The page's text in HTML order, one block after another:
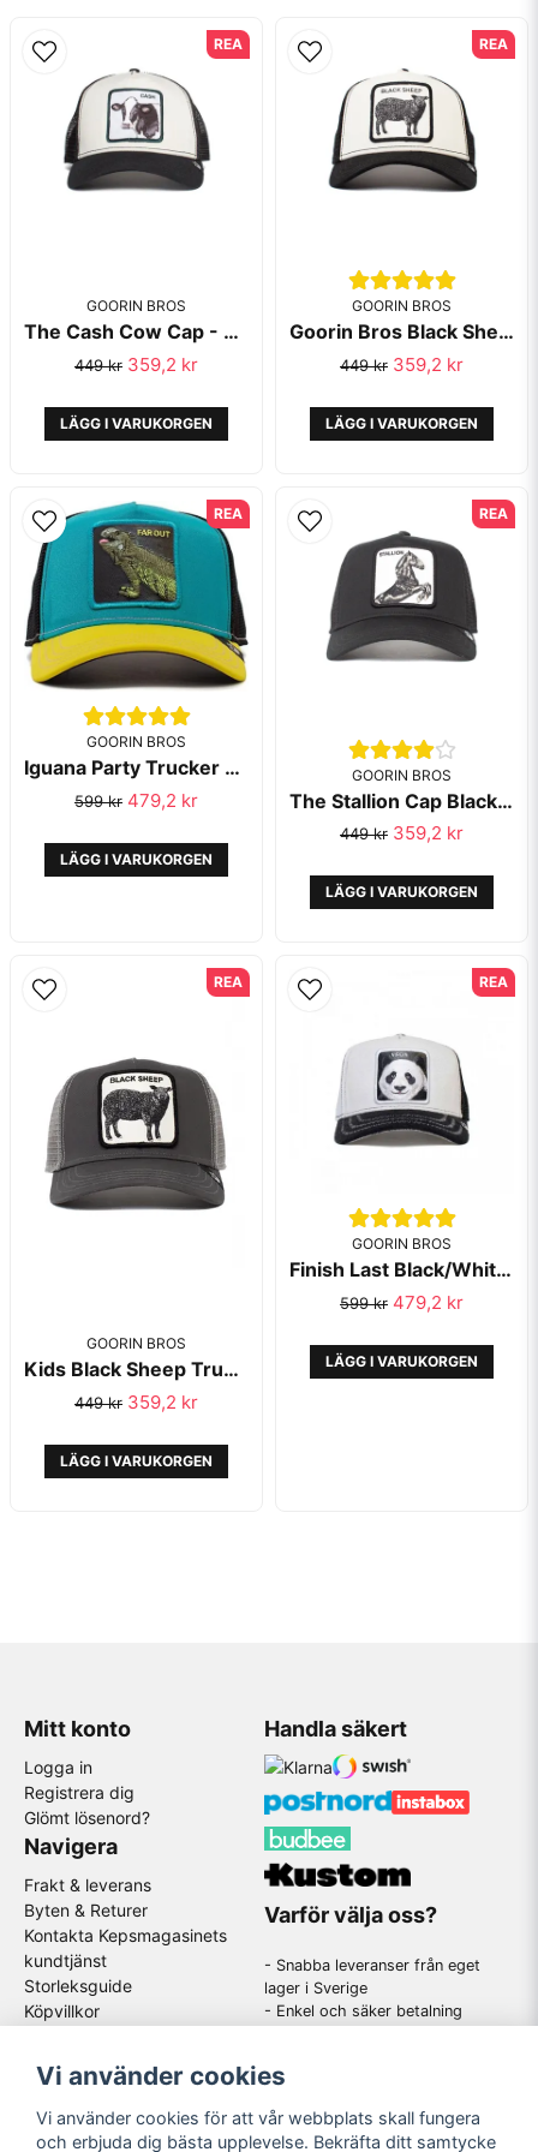
Ja, ni får publicera min fråga
Skicka fråga
GOORIN BROS
The Cash Cow Cap - Goorin Bros
449 kr 359,2 kr
LÄGG I VARUKORGEN
REA
GOORIN BROS
Goorin Bros Black Sheep Black White
449 kr 359,2 kr
LÄGG I VARUKORGEN
REA
GOORIN BROS
Iguana Party Trucker Animal Farm - Goorin Bros
599 kr 479,2 kr
LÄGG I VARUKORGEN
REA
GOORIN BROS
The Stallion Cap Black - Goorin Bros
449 kr 359,2 kr
LÄGG I VARUKORGEN
REA
GOORIN BROS
Kids Black Sheep Trucker Animal Farm Grey - Goorin Bros
449 kr 359,2 kr
LÄGG I VARUKORGEN
REA
GOORIN BROS
Finish Last Black/White Trucker Animal Farm - Goorin Bros
599 kr 479,2 kr
LÄGG I VARUKORGEN
REA
Mitt konto
Logga in
Registrera dig
Glömt lösenord?
Navigera
Frakt & leverans
Byten & Returer
Kontakta Kepsmagasinets
kundtjänst
Storleksguide
Köpvillkor
Om oss
Handla säkert
Varför välja oss?
- Snabba leveranser från eget
lager i Sverige
- Enkel och säker betalning
-En schysst kundtjänst som
Vi använder cookies
Vi använder cookies för att vår webbplats skall fungera
och erbjuda dig bästa upplevelse. Bekräfta ditt samtycke